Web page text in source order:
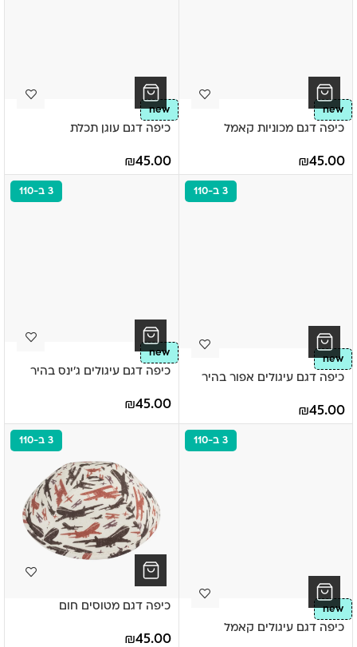
new
כיפה דגם מכוניות קאמל
45.00
₪
new
כיפה דגם עוגן תכלת
45.00
₪
3 ב-110
new
כיפה דגם עיגולים אפור בהיר
45.00
₪
3 ב-110
new
כיפה דגם עיגולים ג'ינס בהיר
45.00
₪
3 ב-110
new
כיפה דגם עיגולים קאמל
3 ב-110
כיפה דגם מטוסים חום
45.00
₪